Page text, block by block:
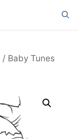
/ Baby Tunes